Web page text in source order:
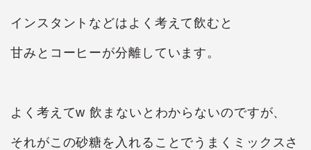
インスタントなどはよく考えて飲むと
甘みとコーヒーが分離しています。
よく考えてw 飲まないとわからないのですが、
それがこの砂糖を入れることでうまくミックスさ